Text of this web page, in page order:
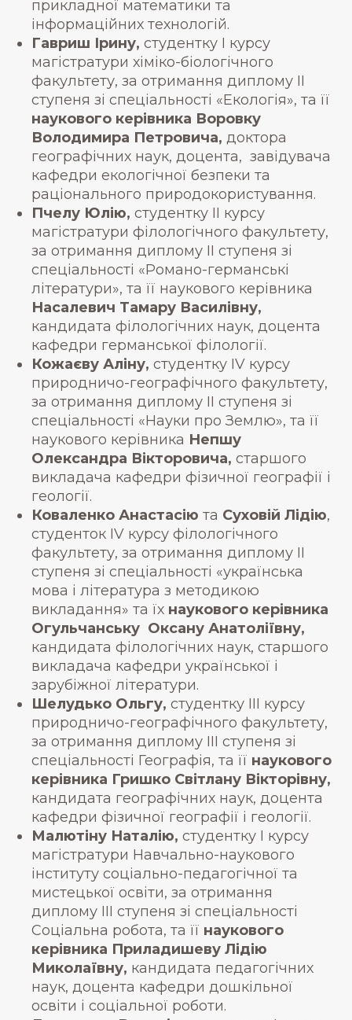
прикладної математики та
інформаційних технологій.
Гавриш Ірину, студентку І курсу
магістратури хіміко-біологічного
факультету, за отримання диплому ІІ
ступеня зі спеціальності «Екологія», та її
наукового керівника Воровку
Володимира Петровича, доктора
географічних наук, доцента, завідувача
кафедри екологічної безпеки та
раціонального природокористування.
Пчелу Юлію, студентку ІІ курсу
магістратури філологічного факультету,
за отримання диплому ІІ ступеня зі
спеціальності «Романо-германські
літератури», та її наукового керівника
Насалевич Тамару Василівну,
кандидата філологічних наук, доцента
кафедри германської філології.
Кожаєву Аліну, студентку IV курсу
природничо-географічного факультету,
за отримання диплому ІІ ступеня зі
спеціальності «Науки про Землю», та її
наукового керівника Непшу
Олександра Вікторовича, старшого
викладача кафедри фізичної географії і
геології.
Коваленко Анастасію та Суховій Лідію,
студенток IV курсу філологічного
факультету, за отримання диплому ІІ
ступеня зі спеціальності «українська
мова і література з методикою
викладання» та їх наукового керівника
Огульчанську Оксану Анатоліївну,
кандидата філологічних наук, старшого
викладача кафедри української і
зарубіжної літератури.
Шелудько Ольгу, студентку ІІІ курсу
природничо-географічного факультету,
за отримання диплому ІІІ ступеня зі
спеціальності Географія, та її наукового
керівника Гришко Світлану Вікторівну,
кандидата географічних наук, доцента
кафедри фізичної географії і геології.
Малютіну Наталію, студентку І курсу
магістратури Навчально-наукового
інституту соціально-педагогічної та
мистецької освіти, за отримання
диплому ІІІ ступеня зі спеціальності
Соціальна робота, та її наукового
керівника Приладишеву Лідію
Миколаївну, кандидата педагогічних
наук, доцента кафедри дошкільної
освіти і соціальної роботи.